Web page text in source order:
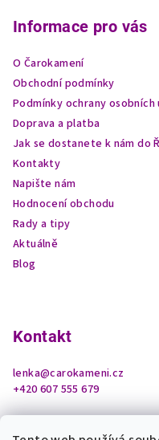
Informace pro vás
O Čarokamení
Obchodní podmínky
Podmínky ochrany osobních
Doprava a platba
Jak se dostanete k nám do
Kontakty
Napište nám
Hodnocení obchodu
Rady a tipy
Aktuálně
Blog
Kontakt
lenka@carokameni.cz
+420 607 555 679